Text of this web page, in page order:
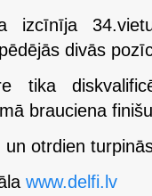
izcīnīja
divās
tika
brauciena
otrdien
www.delfi.lv